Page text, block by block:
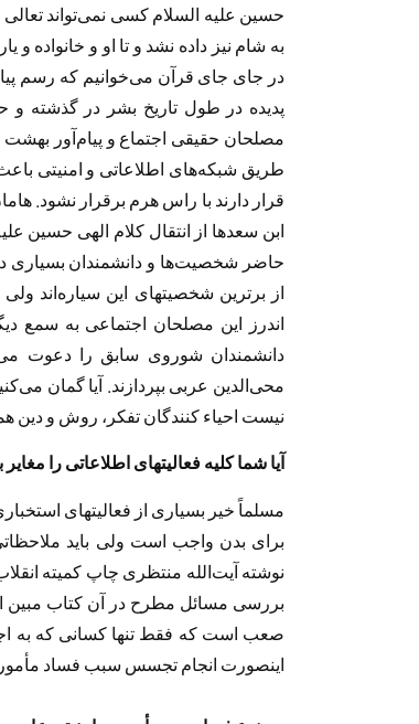
حسین عليه السلام کسی نمی‌تواند
به شام نیز داده نشد و تا او و خانواده و
در جای جای قرآن می‌خوانیم که رسم
پديده در طول تاريخ بشر در گذشته و
مصلحان حقیقی اجتماع و پیام‌آور بهشت
طریق شبکه‌های اطلاعاتی و امنیتی
قرار دارند با راس هرم برقرار نشود.
ابن سعدها از انتقال کلام الهی حسین
حاضر شخصيت‌ها و دانشمندان بسیاری
از برترین شخصیتهای این سیاره‌اند
اندرز این مصلحان اجتماعی به سمع
دانشمندان شوروی سابق را دعوت
محی‌الدین عربی بپردازند. آیا گمان
نیست احیاء کنندگان تفکر، روش و دین
آیا شما کلیه فعالیتهای اطلاعاتی را
مسلماً خیر بسیاری از فعالیتهای
برای بدن واجب است ولی باید
نوشته آیت‌الله منتظری چاپ کمیته
بررسی مسائل مطرح در آن کتاب
صعب است که فقط تنها کسانی که به
اینصورت انجام تجسس سبب فساد